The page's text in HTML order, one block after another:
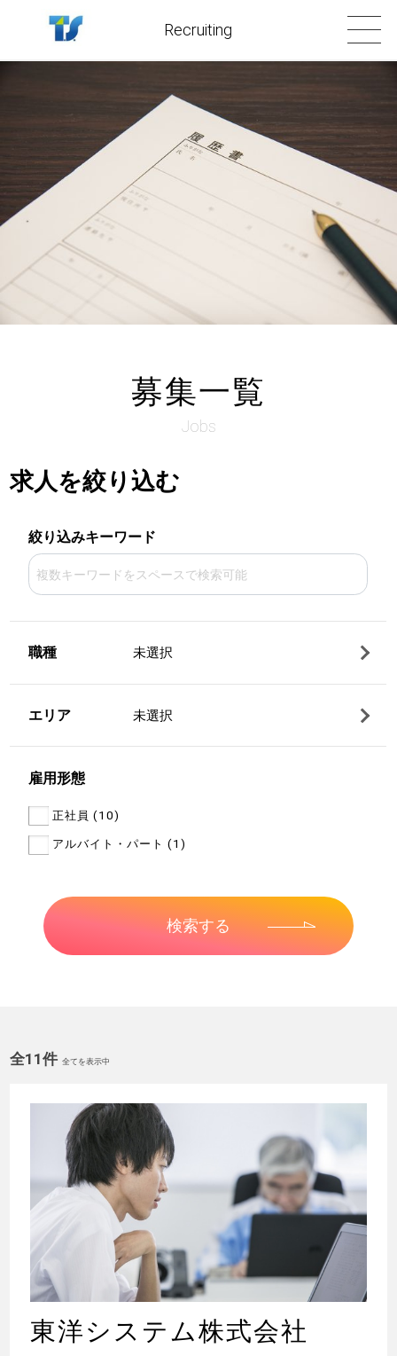
Recruiting
募集一覧
Jobs
求人を絞り込む
絞り込みキーワード
職種 未選択
エリア 未選択
雇用形態
正社員 (10)
アルバイト・パート (1)
全11件 全てを表示中
東洋システム株式会社